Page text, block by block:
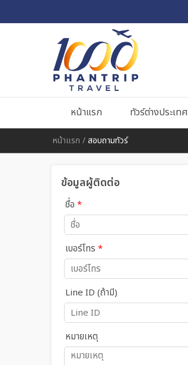
หน้าแรก ทัวร์ต่างประเทศ
หน้าแรก /สอบถามทัวร์
ข้อมูลผู้ติดต่อ
ชื่อ *
เบอร์โทร *
Line ID (ถ้ามี)
หมายเหตุ